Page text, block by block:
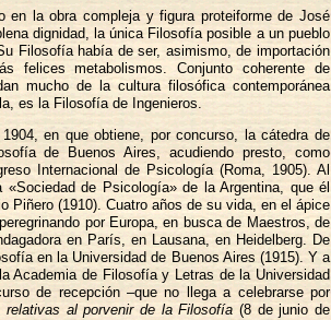
en la obra compleja y figura proteiforme de José
dignidad, la única Filosofía posible a un pueblo
Filosofía había de ser, asimismo, de importación
metabolismos. Conjunto coherente de
mucho de la cultura filosófica contemporánea
es la Filosofía de Ingenieros.
en que obtiene, por concurso, la cátedra de
de Buenos Aires, acudiendo presto, como
Internacional de Psicología (Roma, 1905). Al
de Psicología» de la Argentina, que él
Piñero (1910). Cuatro años de su vida, en el ápice
por Europa, en busca de Maestros, de
en París, en Lausana, en Heidelberg. De
en la Universidad de Buenos Aires (1915). Y a
Academia de Filosofía y Letras de la Universidad
de recepción –que no llega a celebrarse por
relativas al porvenir de la Filosofía (8 de junio de